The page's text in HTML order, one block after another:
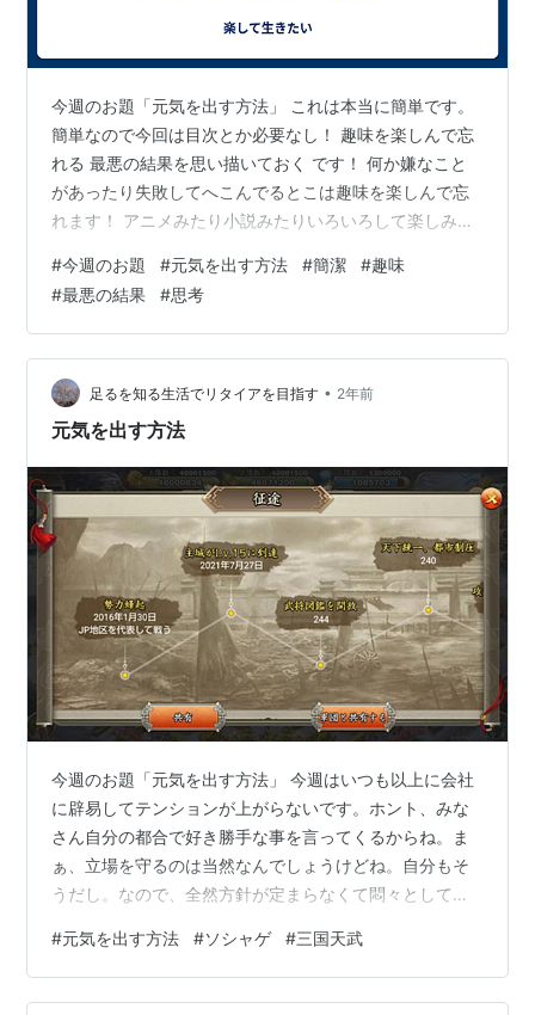
今週のお題「元気を出す方法」 これは本当に簡単です。
簡単なので今回は目次とか必要なし！ 趣味を楽しんで忘
れる 最悪の結果を思い描いておく です！ 何か嫌なこと
があったり失敗してへこんでるとこは趣味を楽しんで忘
れます！ アニメみたり小説みたりいろいろして楽しみま
とがあるときは最悪の結果を思い描いておきます。 明日
こうなったらやだなぁ、でも最悪こうなったらこうやっ
て気持ちを切り替えて、こういう風に次へ動こうみたい
な感じで考えます。 これ以上も、これ以下もないです！
以上！！！！！！
#今週のお題 #元気を出す方法 #簡潔 #趣味
#最悪の結果 #思考
足るを知る生活でリタイアを目指す • 2年前
元気を出す方法
今週のお題「元気を出す方法」 今週はいつも以上に会社
に辟易してテンションが上がらないです。ホント、みな
さん自分の都合で好き勝手な事を言ってくるからね。ま
ぁ、立場を守るのは当然なんでしょうけどね。自分もそ
うだし。なので、全然方針が定まらなくて悶々としてい
よなぁ。とはいえ、自分で稼ぐ能力も無いんですよね。
なんてことをウダウダ考えていて悪循環に陥っていま
す。ぐっすり眠れない・・・。 そんな状況でしたので、
#元気を出す方法 #ソシャゲ #三国天武